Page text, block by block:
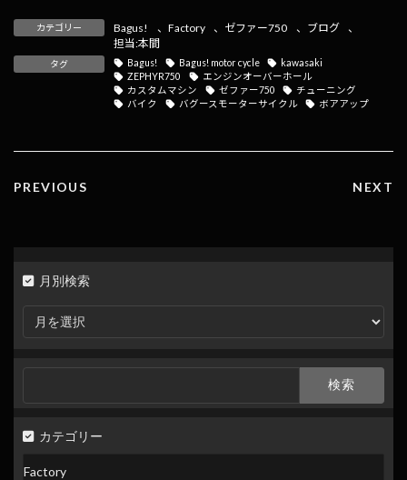
e
b
o
e
e
n
a
ai
p
Li
n
カテゴリー Bagus! 、 Factory 、 ゼファー750 、 ブログ
、
担当:本間
タグ Bagus! Bagus! motor cycle
kawasaki
ZEPHYR750
エンジンオーバーホール
カスタムマシン
ゼファー750
チューニング
バイク
バグースモーターサイクル ボアアップ
PREVIOUS NEXT
月別検索
月
検
カテゴリー
Factory